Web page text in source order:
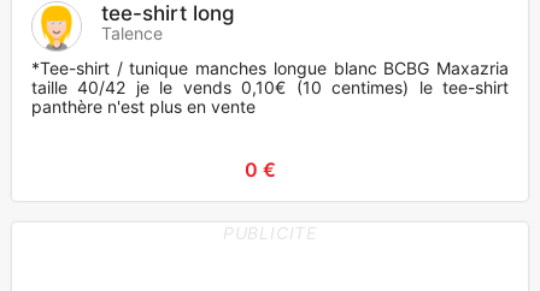
tee-shirt long
Talence
*Tee-shirt / tunique manches longue blanc BCBG Maxazria
taille 40/42 je le vends 0,10€ (10 centimes) le tee-shirt
panthère n'est plus en vente
0 €
PUBLICITE